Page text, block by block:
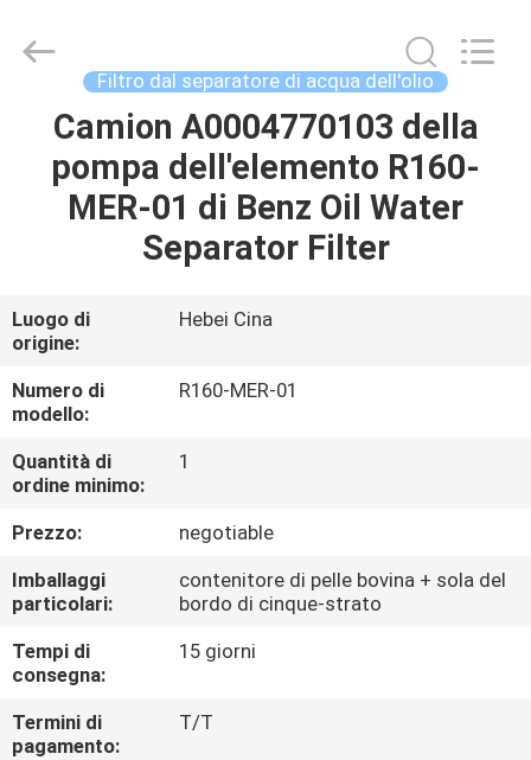
CASA
PRODOTTI
CIRCA
NOI
GIRO
FABBRICA
CONTROLLO
DI
QUALITÀ
Rights
Reserved.
Filtro dal separatore di acqua dell'olio
Camion A0004770103 della
pompa dell'elemento R160-
MER-01 di Benz Oil Water
Separator Filter
Luogo di
origine:
Hebei Cina
Numero di
modello:
R160-MER-01
Quantità di
ordine minimo:
1
Prezzo:
negotiable
Imballaggi
particolari:
contenitore di pelle bovina + sola del
bordo di cinque-strato
Tempi di
consegna:
15 giorni
Termini di
pagamento:
T/T